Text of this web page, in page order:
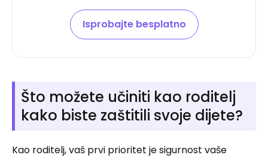
Isprobajte besplatno
Što možete učiniti kao roditelj
kako biste zaštitili svoje dijete?
Kao roditelj, vaš prvi prioritet je sigurnost vaše